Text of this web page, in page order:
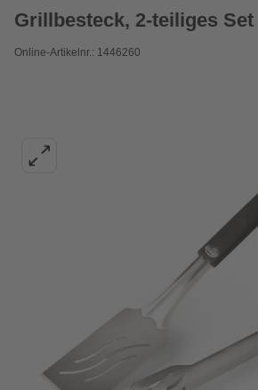
Grillbesteck, 2-teiliges Set
Online-Artikelnr.: 1446260